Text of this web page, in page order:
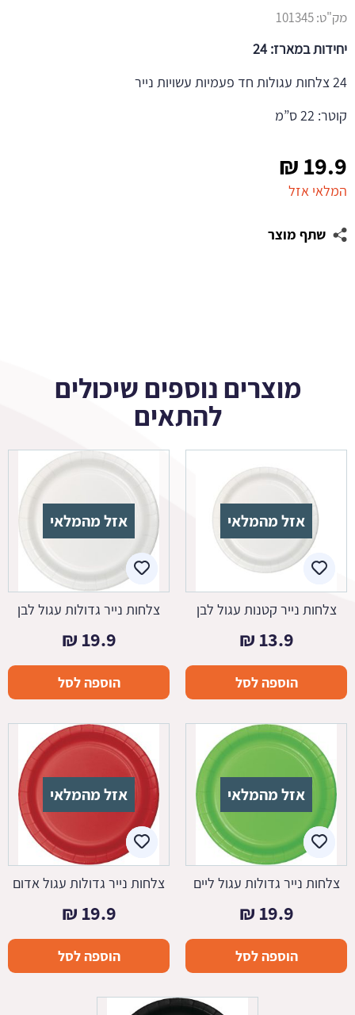
19.9
₪
המלאי אזל
שתף מוצר
מק"ט:101345
יחידות במארז: 24
24 צלחות עגולות חד פעמיות עשויות נייר
קוטר: 22 ס”מ
מוצרים נוספים שיכולים
להתאים
אזל מהמלאי
צלחות נייר קטנות עגול לבן
13.9
₪
הוספה לסל
אזל מהמלאי
צלחות נייר גדולות עגול לבן
19.9
₪
הוספה לסל
אזל מהמלאי
צלחות נייר גדולות עגול ליים
19.9
₪
הוספה לסל
אזל מהמלאי
צלחות נייר גדולות עגול אדום
19.9
₪
הוספה לסל